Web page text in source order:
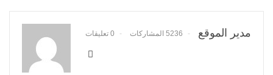
مدير الموقع 5236 المشاركات 0 تعليقات